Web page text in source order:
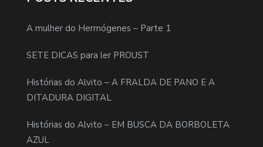
A mulher do Hermógenes – Parte 1
SETE DICAS para ler PROUST
Histórias do Alvito – A FRALDA DE PANO E A
DITADURA DIGITAL
Histórias do Alvito – EM BUSCA DA BORBOLETA
AZUL